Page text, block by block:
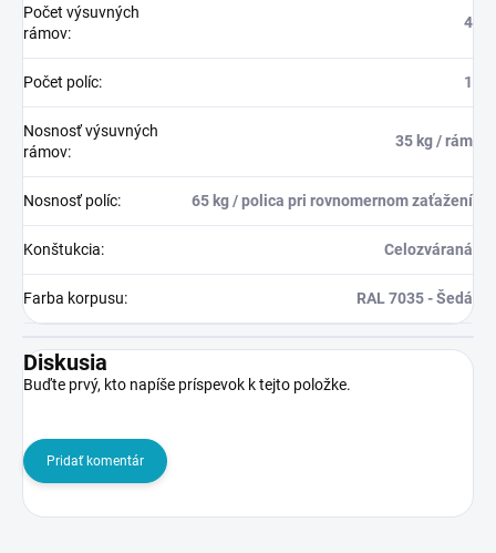
Počet výsuvných
rámov:
4
Počet políc: 1
Nosnosť výsuvných
rámov:
35 kg / rám
Nosnosť políc: 65 kg / polica pri rovnomernom zaťažení
Konštukcia: Celozváraná
Farba korpusu: RAL 7035 - Šedá
Diskusia
Buďte prvý, kto napíše príspevok k tejto položke.
Pridať komentár